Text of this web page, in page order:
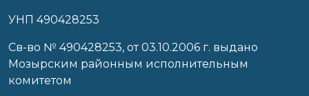
УНП 490428253
Cв-во № 490428253, от 03.10.2006 г. выдано
Мозырским районным исполнительным
комитетом